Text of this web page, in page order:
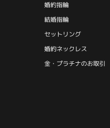
婚約指輪
結婚指輪
セットリング
婚約ネックレス
金・プラチナのお取引